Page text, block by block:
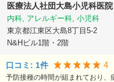
医療法人社団大島小児科医院
内科, アレルギー科, 小児科
東京都江東区大島8丁目5-2
N&Hビル1階・2階
口コミ: 1件 4
予防接種の時間が組まれており、